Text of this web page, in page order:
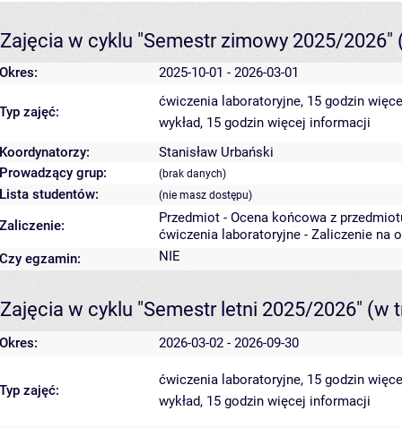
Zajęcia w cyklu "Semestr zimowy 2025/2026"
Okres: 2025-10-01 - 2026-03-01
Typ zajęć:
ćwiczenia laboratoryjne, 15 godzin
wykład, 15 godzin więcej informacji
Koordynatorzy:
Stanisław Urbański
Prowadzący grup:
(brak danych)
Lista studentów: (nie masz dostępu)
Zaliczenie:
Przedmiot - Ocena końcowa z
ćwiczenia laboratoryjne - Zaliczenie na
Czy egzamin:
NIE
Zajęcia w cyklu "Semestr letni 2025/2026" (w
Okres: 2026-03-02 - 2026-09-30
Typ zajęć:
ćwiczenia laboratoryjne, 15 godzin
wykład, 15 godzin więcej informacji